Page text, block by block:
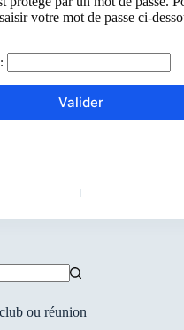
votre mot de passe ci-
ou réunion